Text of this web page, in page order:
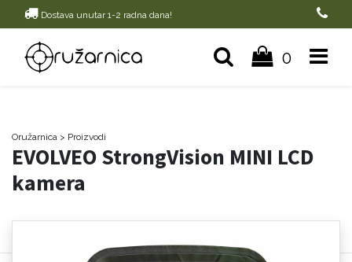
Dostava unutar 1-2 radna dana!
0
Oružarnica > Proizvodi
EVOLVEO StrongVision MINI LCD
kamera